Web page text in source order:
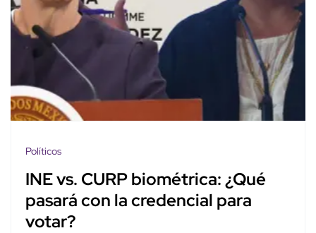
Políticos
INE vs. CURP biométrica: ¿Qué
pasará con la credencial para
votar?